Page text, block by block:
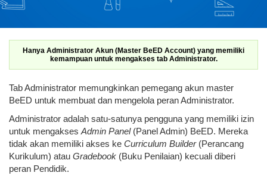
Hanya Administrator Akun (Master BeED Account) yang memiliki
kemampuan untuk mengakses tab Administrator.
Tab Administrator memungkinkan pemegang akun master
BeED untuk membuat dan mengelola peran Administrator.
Administrator adalah satu-satunya pengguna yang memiliki izin
untuk mengakses Admin Panel(Panel Admin) BeED. Mereka
tidak akan memiliki akses ke Curriculum Builder(Perancang
Kurikulum) atau Gradebook (Buku Penilaian) kecuali diberi
peran Pendidik.